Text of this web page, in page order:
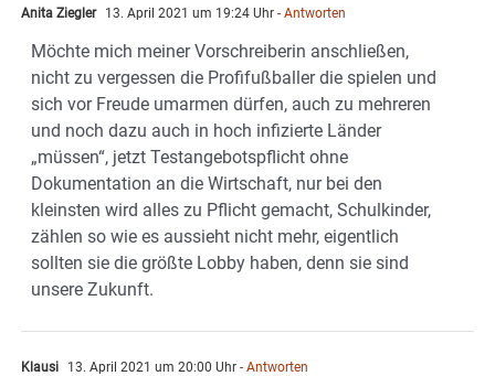
Anita Ziegler 13. April 2021 um 19:24 Uhr - Antworten
Möchte mich meiner Vorschreiberin anschließen,
nicht zu vergessen die Profifußballer die spielen und
sich vor Freude umarmen dürfen, auch zu mehreren
und noch dazu auch in hoch infizierte Länder
„müssen“, jetzt Testangebotspflicht ohne
Dokumentation an die Wirtschaft, nur bei den
kleinsten wird alles zu Pflicht gemacht, Schulkinder,
zählen so wie es aussieht nicht mehr, eigentlich
sollten sie die größte Lobby haben, denn sie sind
unsere Zukunft.
Klausi 13. April 2021 um 20:00 Uhr - Antworten